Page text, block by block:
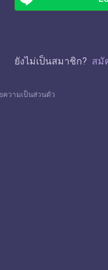
ยังไม่เป็นสมาชิก? สมั
ความเป็นส่วนตัว